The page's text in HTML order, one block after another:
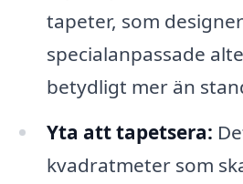
tapeter, som
specialanpassade
betydligt mer än
Yta att tapetsera:
kvadratmeter som